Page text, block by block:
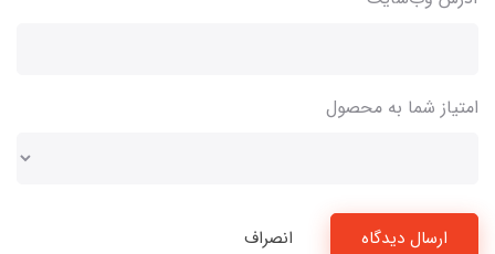
امتیاز شما به محصول
ارسال دیدگاه انصراف